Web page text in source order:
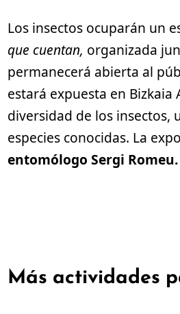
Los insectos ocuparán un
que cuentan, organizada
permanecerá abierta al
estará expuesta en
diversidad de los insectos,
especies conocidas. La
entomólogo Sergi Romeu.
Más actividades